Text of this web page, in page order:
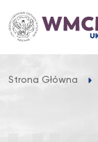
do
treści
Strona Główna